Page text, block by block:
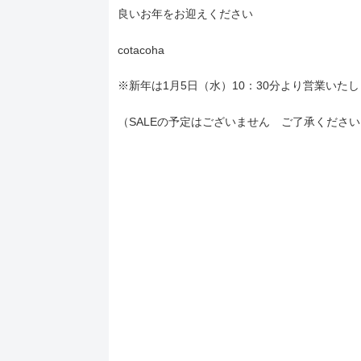
良いお年をお迎えください
cotacoha
※新年は1月5日（水）10：30分より営業いたし
（SALEの予定はございません ご了承ください